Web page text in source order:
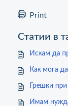
Print
Статии в
Искам да
Как мога
Грешки
Имам